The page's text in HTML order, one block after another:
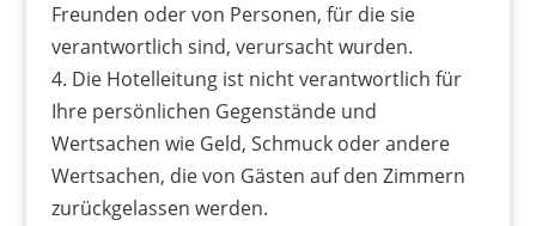
Freunden oder von Personen, für die sie
verantwortlich sind, verursacht wurden.
4. Die Hotelleitung ist nicht verantwortlich für
Ihre persönlichen Gegenstände und
Wertsachen wie Geld, Schmuck oder andere
Wertsachen, die von Gästen auf den Zimmern
zurückgelassen werden.